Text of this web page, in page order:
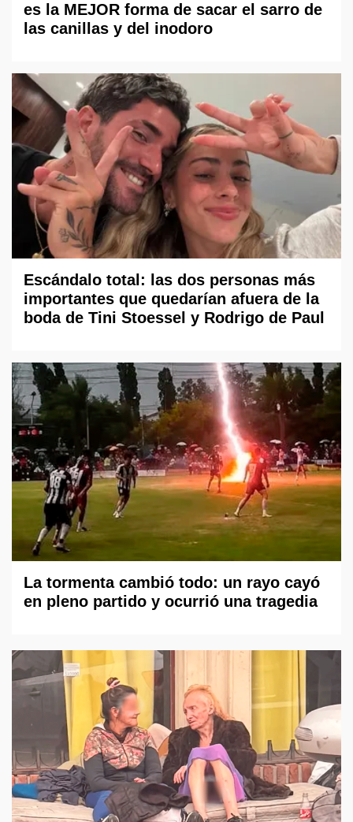
es la MEJOR forma de sacar el sarro de
las canillas y del inodoro
Escándalo total: las dos personas más
importantes que quedarían afuera de la
boda de Tini Stoessel y Rodrigo de Paul
La tormenta cambió todo: un rayo cayó
en pleno partido y ocurrió una tragedia